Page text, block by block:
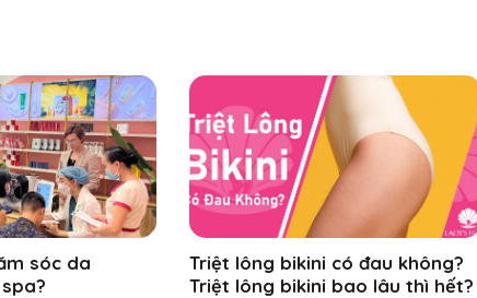
sóc da
Triệt lông bikini có đau không?
Triệt lông bikini bao lâu thì hết?